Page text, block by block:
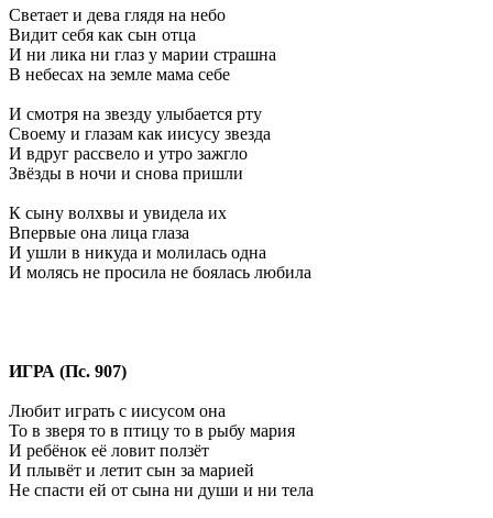
Светает и дева глядя на небо
Видит себя как сын отца
И ни лика ни глаз у марии страшна
В небесах на земле мама себе
И смотря на звезду улыбается рту
Своему и глазам как иисусу звезда
И вдруг рассвело и утро зажгло
Звёзды в ночи и снова пришли
К сыну волхвы и увидела их
Впервые она лица глаза
И ушли в никуда и молилась одна
И молясь не просила не боялась любила
ИГРА (Пс. 907)
Любит играть с иисусом она
То в зверя то в птицу то в рыбу мария
И ребёнок её ловит ползёт
И плывёт и летит сын за марией
Не спасти ей от сына ни души и ни тела